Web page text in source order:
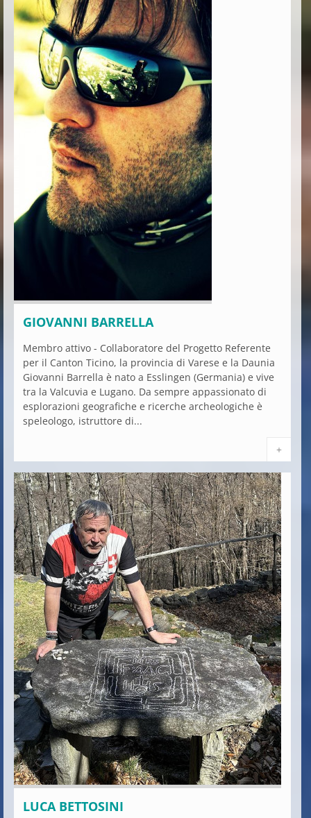
GIOVANNI BARRELLA
Membro attivo - Collaboratore del Progetto Referente
per il Canton Ticino, la provincia di Varese e la Daunia
Giovanni Barrella è nato a Esslingen (Germania) e vive
tra la Valcuvia e Lugano. Da sempre appassionato di
esplorazioni geografiche e ricerche archeologiche è
speleologo, istruttore di...
+
LUCA BETTOSINI